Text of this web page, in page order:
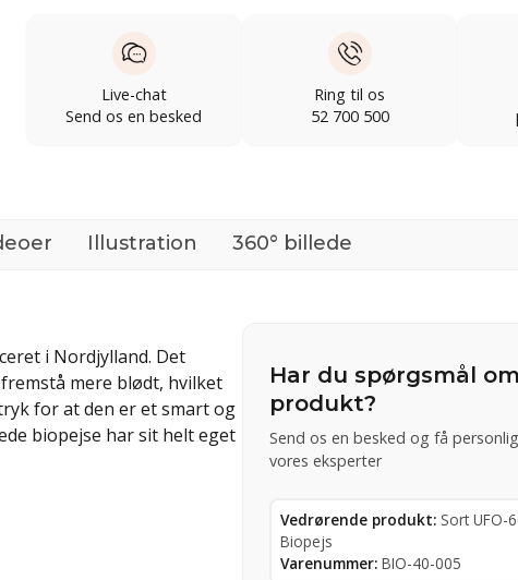
Live-chat
Send os en besked
Ring til os
52 700 500
Illustration 360° billede
i Nordjylland. Det
mere blødt, hvilket
for at den er et smart og
biopejse har sit helt eget
Har du spørgsmål
produkt?
Send os en besked og få
vores eksperter
Vedrørende produkt: Sort
Biopejs
Varenummer: BIO-40-005